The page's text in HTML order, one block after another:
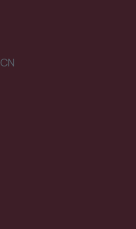
DIVANI
– BUFFET